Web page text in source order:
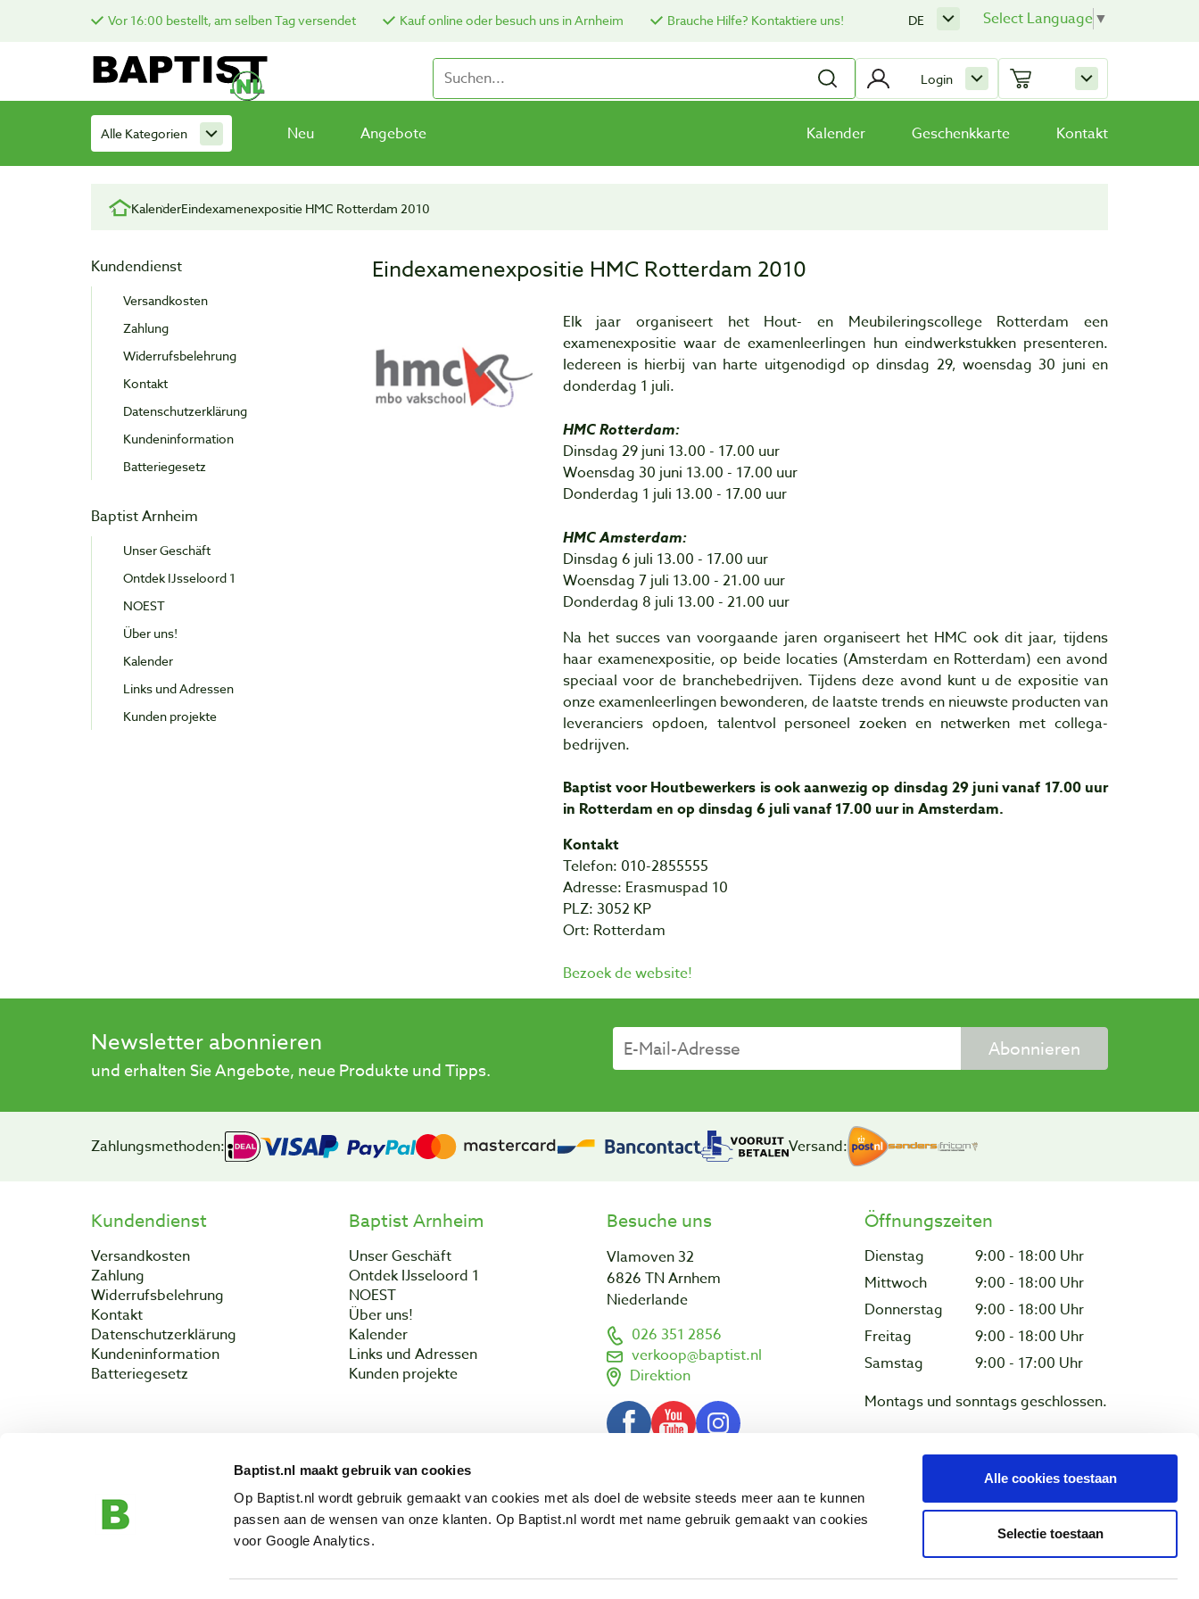
Baptist.nl maakt gebruik van cookies
Op Baptist.nl wordt gebruik gemaakt van cookies met als doel de website steeds meer aan te kunnen
passen aan de wensen van onze klanten. Op Baptist.nl wordt met name gebruik gemaakt van cookies
voor Google Analytics.
Alle cookies toestaan
Selectie toestaan
Vor 16:00 bestellt, am selben Tag versendet Kauf online oder besuch uns in Arnheim Brauche Hilfe? Kontaktiere uns! Select Language▼
DE
Login
Alle Kategorien Neu Angebote Kalender Geschenkkarte Kontakt
KalenderEindexamenexpositie HMC Rotterdam 2010
Kundendienst
Versandkosten
Zahlung
Widerrufsbelehrung
Kontakt
Datenschutzerklärung
Kundeninformation
Batteriegesetz
Baptist Arnheim
Unser Geschäft
Ontdek IJsseloord 1
NOEST
Über uns!
Kalender
Links und Adressen
Kunden projekte
Eindexamenexpositie HMC Rotterdam 2010
Elk jaar organiseert het Hout- en Meubileringscollege Rotterdam een
examenexpositie waar de examenleerlingen hun eindwerkstukken presenteren.
Iedereen is hierbij van harte uitgenodigd op dinsdag 29, woensdag 30 juni en
donderdag 1 juli.
HMC Rotterdam:
Dinsdag 29 juni 13.00 - 17.00 uur
Woensdag 30 juni 13.00 - 17.00 uur
Donderdag 1 juli 13.00 - 17.00 uur
HMC Amsterdam:
Dinsdag 6 juli 13.00 - 17.00 uur
Woensdag 7 juli 13.00 - 21.00 uur
Donderdag 8 juli 13.00 - 21.00 uur
Na het succes van voorgaande jaren organiseert het HMC ook dit jaar, tijdens
haar examenexpositie, op beide locaties (Amsterdam en Rotterdam) een avond
speciaal voor de branchebedrijven. Tijdens deze avond kunt u de expositie van
onze examenleerlingen bewonderen, de laatste trends en nieuwste producten van
leveranciers opdoen, talentvol personeel zoeken en netwerken met collega-
bedrijven.
Baptist voor Houtbewerkers is ook aanwezig op dinsdag 29 juni vanaf 17.00 uur
in Rotterdam en op dinsdag 6 juli vanaf 17.00 uur in Amsterdam.
Kontakt
Telefon: 010-2855555
Adresse: Erasmuspad 10
PLZ: 3052 KP
Ort: Rotterdam
Bezoek de website!
Newsletter abonnieren
und erhalten Sie Angebote, neue Produkte und Tipps.
Abonnieren
Zahlungsmethoden: Versand:
Kundendienst
Versandkosten
Zahlung
Widerrufsbelehrung
Kontakt
Datenschutzerklärung
Kundeninformation
Batteriegesetz
Baptist Arnheim
Unser Geschäft
Ontdek IJsseloord 1
NOEST
Über uns!
Kalender
Links und Adressen
Kunden projekte
Besuche uns
Vlamoven 32
6826 TN Arnhem
Niederlande
026 351 2856
verkoop@baptist.nl
Direktion
Öffnungszeiten
Dienstag
9:00 - 18:00 Uhr
Mittwoch
9:00 - 18:00 Uhr
Donnerstag
9:00 - 18:00 Uhr
Freitag
9:00 - 18:00 Uhr
Samstag
9:00 - 17:00 Uhr
Montags und sonntags geschlossen.
AGBImpressumDatenschutz & Cookies
Copyright © 2003 - 2026 Baptist Arnhem BV